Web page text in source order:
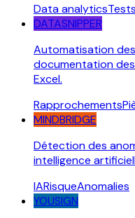
Data analytics
DATASNIPPER
Automatisation
documentation
Excel.
Rapprochements
MINDBRIDGE
Détection des
intelligence
IARisqueAnomalies
YOUSIGN